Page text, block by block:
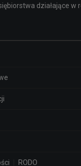
działające w
RODO